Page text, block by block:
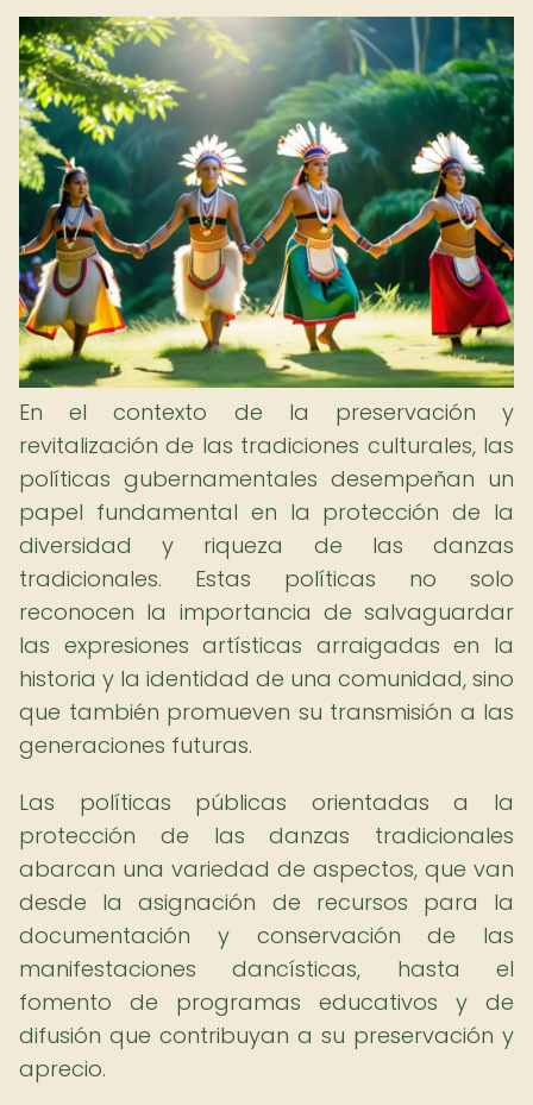
En el contexto de la preservación y
revitalización de las tradiciones culturales, las
políticas gubernamentales desempeñan un
papel fundamental en la protección de la
diversidad y riqueza de las danzas
tradicionales. Estas políticas no solo
reconocen la importancia de salvaguardar
las expresiones artísticas arraigadas en la
historia y la identidad de una comunidad, sino
que también promueven su transmisión a las
generaciones futuras.
Las políticas públicas orientadas a la
protección de las danzas tradicionales
abarcan una variedad de aspectos, que van
desde la asignación de recursos para la
documentación y conservación de las
manifestaciones dancísticas, hasta el
fomento de programas educativos y de
difusión que contribuyan a su preservación y
aprecio.